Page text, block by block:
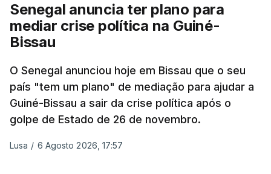
Senegal anuncia ter plano para
mediar crise política na Guiné-
Bissau
O Senegal anunciou hoje em Bissau que o seu
país "tem um plano" de mediação para ajudar a
Guiné-Bissau a sair da crise política após o
golpe de Estado de 26 de novembro.
Lusa / 6 Agosto 2026, 17:57